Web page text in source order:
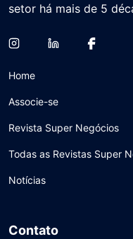
setor há mais de 5
Home
Associe-se
Revista Super Negócios
Todas as Revistas Super
Notícias
Contato